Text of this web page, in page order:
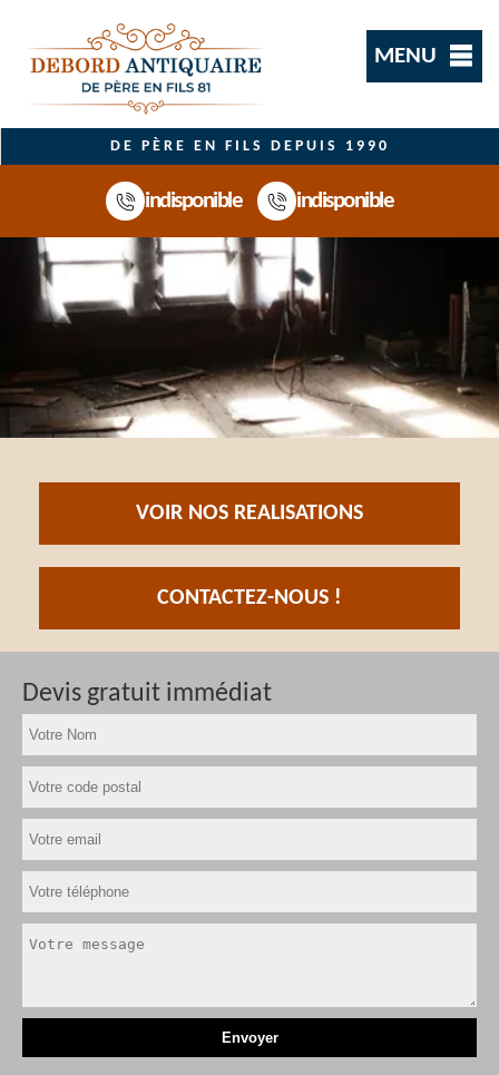
MENU
DE PÈRE EN FILS DEPUIS 1990
indisponible indisponible
VOIR NOS REALISATIONS
CONTACTEZ-NOUS !
Devis gratuit immédiat